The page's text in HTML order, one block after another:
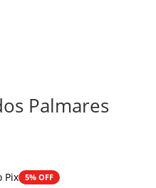
Palmares
Pix 5% OFF